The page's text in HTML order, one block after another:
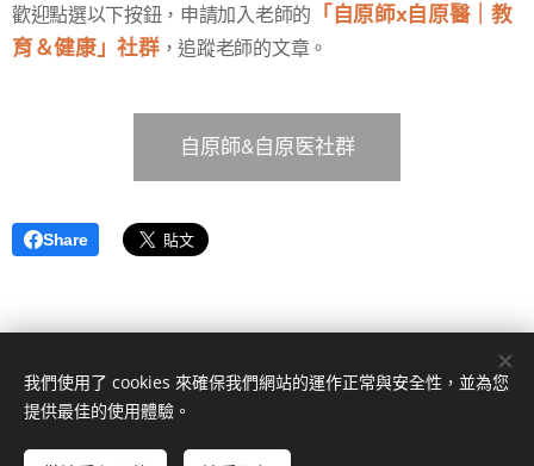
歡迎點選以下按鈕，申請加入老師的
「自原師x自原醫｜教
育＆健康」社群，追蹤老師的文章。
自原師&自原医社群
Share
我們使用了 cookies 來確保我們網站的運作正常與安全性，並為您
提供最佳的使用體驗。